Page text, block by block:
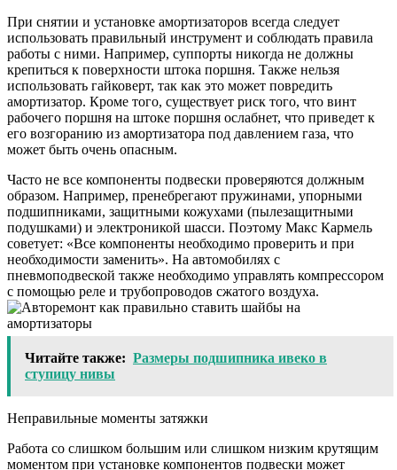
При снятии и установке амортизаторов всегда следует
использовать правильный инструмент и соблюдать правила
работы с ними. Например, суппорты никогда не должны
крепиться к поверхности штока поршня. Также нельзя
использовать гайковерт, так как это может повредить
амортизатор. Кроме того, существует риск того, что винт
рабочего поршня на штоке поршня ослабнет, что приведет к
его возгоранию из амортизатора под давлением газа, что
может быть очень опасным.
Часто не все компоненты подвески проверяются должным
образом. Например, пренебрегают пружинами, упорными
подшипниками, защитными кожухами (пылезащитными
подушками) и электроникой шасси. Поэтому Макс Кармель
советует: «Все компоненты необходимо проверить и при
необходимости заменить». На автомобилях с
пневмоподвеской также необходимо управлять компрессором
с помощью реле и трубопроводов сжатого воздуха.
Читайте также: Размеры подшипника ивеко в
ступицу нивы
Неправильные моменты затяжки
Работа со слишком большим или слишком низким крутящим
моментом при установке компонентов подвески может